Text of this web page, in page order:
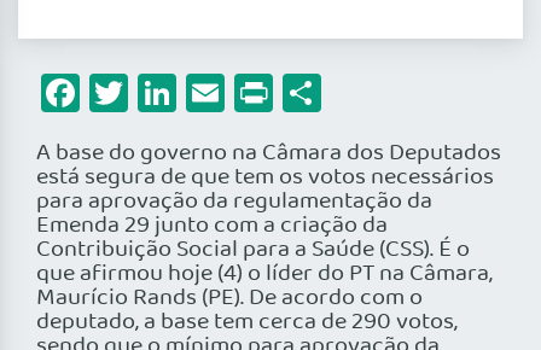
Facebook
Twitter
LinkedIn
Email
Print
A base do governo na Câmara dos Deputados
está segura de que tem os votos necessários
para aprovação da regulamentação da
Emenda 29 junto com a criação da
Contribuição Social para a Saúde (CSS). É o
que afirmou hoje (4) o líder do PT na Câmara,
Maurício Rands (PE). De acordo com o
deputado, a base tem cerca de 290 votos,